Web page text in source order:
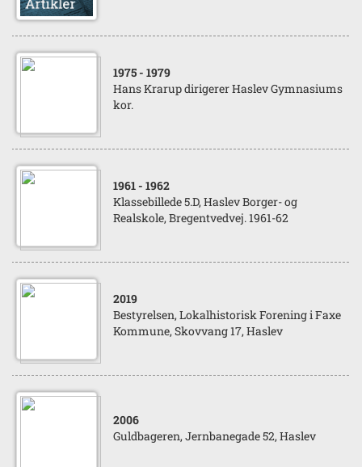
1975 - 1979
Hans Krarup dirigerer Haslev Gymnasiums
kor.
1961 - 1962
Klassebillede 5.D, Haslev Borger- og
Realskole, Bregentvedvej. 1961-62
2019
Bestyrelsen, Lokalhistorisk Forening i Faxe
Kommune, Skovvang 17, Haslev
2006
Guldbageren, Jernbanegade 52, Haslev